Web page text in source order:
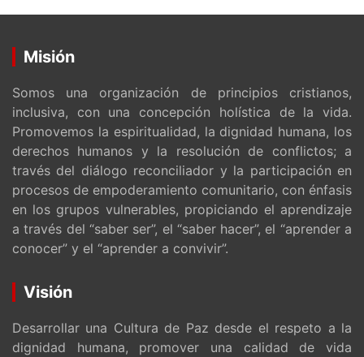
Misión
Somos una organización de principios cristianos,
inclusiva, con una concepción holística de la vida.
Promovemos la espiritualidad, la dignidad humana, los
derechos humanos y la resolución de conflictos; a
través del diálogo reconciliador y la participación en
procesos de empoderamiento comunitario, con énfasis
en los grupos vulnerables, propiciando el aprendizaje
a través del “saber ser”, el “saber hacer”, el “aprender a
conocer” y el “aprender a convivir”.
Visión
Desarrollar una Cultura de Paz desde el respeto a la
dignidad humana, promover una calidad de vida